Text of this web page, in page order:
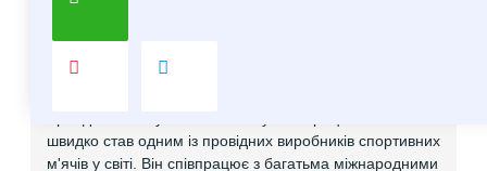
м'ячах для різних видів спорту. Він відомий своєю
високою якістю та інноваційними технологіями, які
швидко став одним із провідних виробників спортивних
м'ячів у світі. Він співпрацює з багатьма міжнародними